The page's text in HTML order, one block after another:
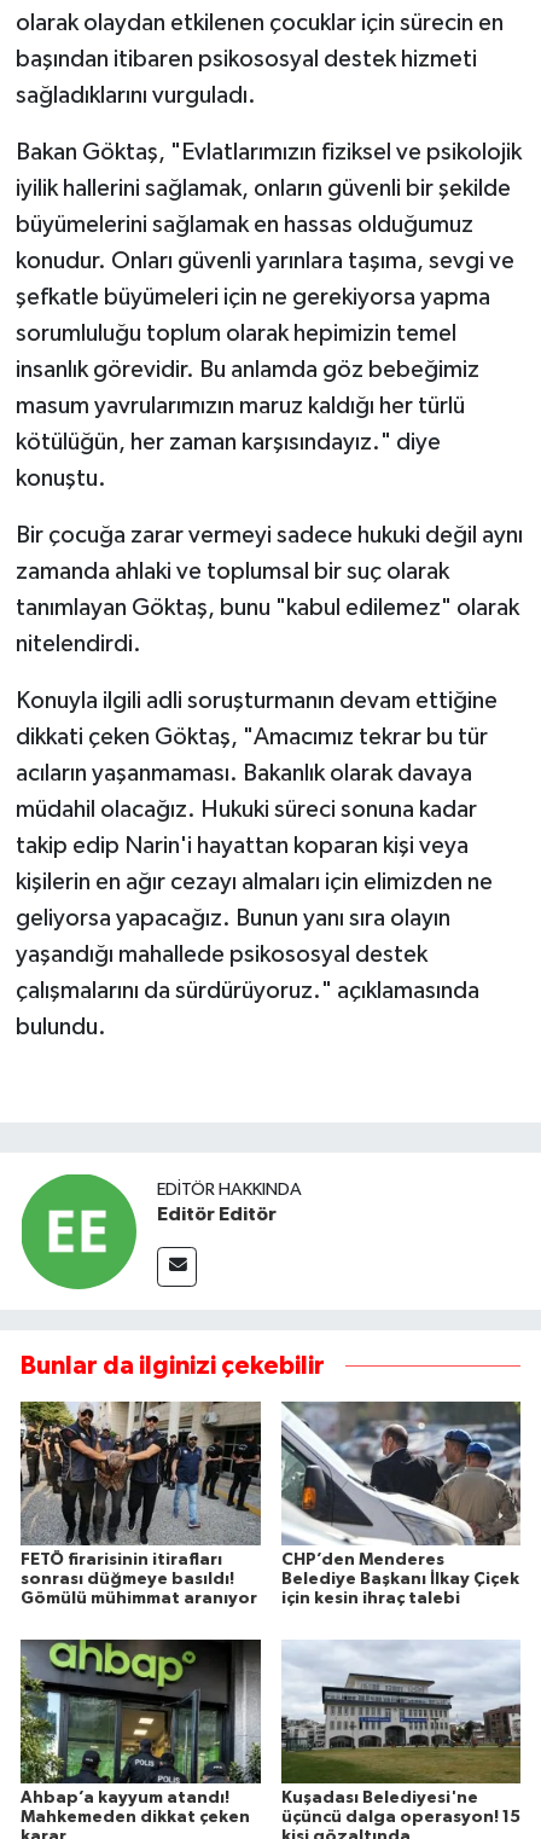
olarak olaydan etkilenen çocuklar için sürecin en
başından itibaren psikososyal destek hizmeti
sağladıklarını vurguladı.
Bakan Göktaş, "Evlatlarımızın fiziksel ve psikolojik
iyilik hallerini sağlamak, onların güvenli bir şekilde
büyümelerini sağlamak en hassas olduğumuz
konudur. Onları güvenli yarınlara taşıma, sevgi ve
şefkatle büyümeleri için ne gerekiyorsa yapma
sorumluluğu toplum olarak hepimizin temel
insanlık görevidir. Bu anlamda göz bebeğimiz
masum yavrularımızın maruz kaldığı her türlü
kötülüğün, her zaman karşısındayız." diye
konuştu.
Bir çocuğa zarar vermeyi sadece hukuki değil aynı
zamanda ahlaki ve toplumsal bir suç olarak
tanımlayan Göktaş, bunu "kabul edilemez" olarak
nitelendirdi.
Konuyla ilgili adli soruşturmanın devam ettiğine
dikkati çeken Göktaş, "Amacımız tekrar bu tür
acıların yaşanmaması. Bakanlık olarak davaya
müdahil olacağız. Hukuki süreci sonuna kadar
takip edip Narin'i hayattan koparan kişi veya
kişilerin en ağır cezayı almaları için elimizden ne
geliyorsa yapacağız. Bunun yanı sıra olayın
yaşandığı mahallede psikososyal destek
çalışmalarını da sürdürüyoruz." açıklamasında
bulundu.
EDITÖR HAKKINDA
Editör Editör
Bunlar da ilginizi çekebilir
FETÖ firarisinin itirafları
sonrası düğmeye basıldı!
Gömülü mühimmat aranıyor
CHP’den Menderes
Belediye Başkanı İlkay Çiçek
için kesin ihraç talebi
Ahbap’a kayyum atandı!
Mahkemeden dikkat çeken
Kuşadası Belediyesi'ne
üçüncü dalga operasyon! 15